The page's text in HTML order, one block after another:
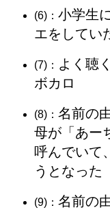
(6)： 小学生
エをしてい
(7)： よく聴
ボカロ
(8)： 名前の
母が「あー
呼んでいて
うとなった
(9)： 名前の